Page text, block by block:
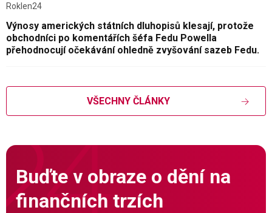
Roklen24
Výnosy amerických státních dluhopisů klesají, protože
obchodníci po komentářích šéfa Fedu Powella
přehodnocují očekávání ohledně zvyšování sazeb Fedu.
VŠECHNY ČLÁNKY
Buďte v obraze o dění na
finančních trzích